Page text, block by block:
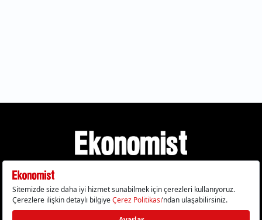
Gizlilik Politikası Çerez Politikası Çerezleri Sıfırla
KVKK Metni Künye İletişim